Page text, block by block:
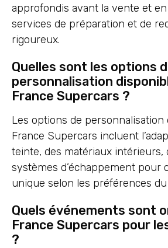
approfondis avant la vente et
services de préparation et de
rigoureux.
Quelles sont les options
personnalisation
France Supercars ?
Les options de personnalisation
France Supercars incluent
teinte, des matériaux intérieurs,
systèmes d’échappement pour
unique selon les préférences
Quels événements sont
France Supercars pour
?